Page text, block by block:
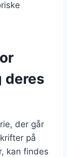
der går
på
kan findes